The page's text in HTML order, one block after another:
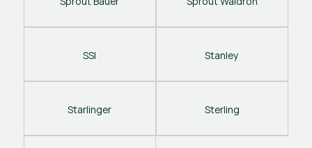
SSI Stanley
Starlinger Sterling